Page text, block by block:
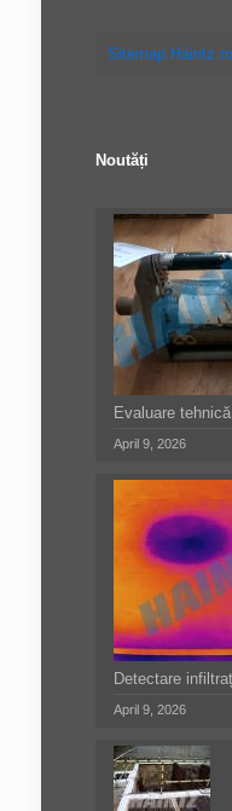
Sitemap Haintz.ro
Noutăți
Evaluare
April 9, 2026
Detectare
April 9, 2026